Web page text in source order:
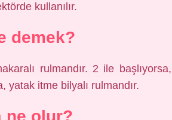
kullanılır.
demek?
rulmandır. 2 ile başlıyorsa,
yatak itme bilyalı rulmandır.
ne olur?